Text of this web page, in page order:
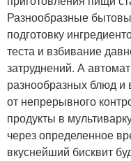
Разнообразные
подготовку
теста и взбивание
затруднений. А
разнообразных блюд и
от непрерывного
продукты в
через определенное
вкуснейший бисквит